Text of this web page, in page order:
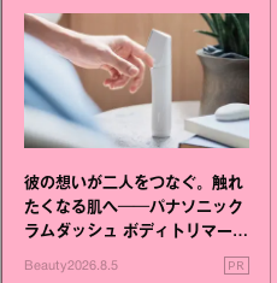
彼の想いが二人をつなぐ。触れ
たくなる肌へ──パナソニック
ラムダッシュ ボディトリマーが
Beauty2026.8.5 PR